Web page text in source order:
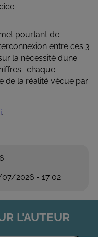
pourtant de
entre ces 3
la nécessité d’une
: chaque
de la réalité vécue par
.
2026 - 17:02
L'AUTEUR